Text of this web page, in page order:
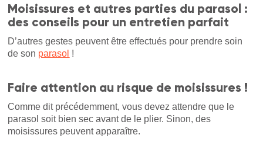
Moisissures et autres parties du parasol :
des conseils pour un entretien parfait
D’autres gestes peuvent être effectués pour prendre soin
de son parasol !
Faire attention au risque de moisissures !
Comme dit précédemment, vous devez attendre que le
parasol soit bien sec avant de le plier. Sinon, des
moisissures peuvent apparaître.